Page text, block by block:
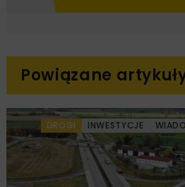
Powiązane
DROGI INWESTYCJE